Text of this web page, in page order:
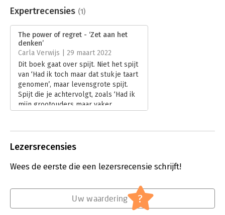
Uitgever:
Canongate Books Ltd
Verschijningsdatum:
Hoofdrubriek: Psychologie
Expertrecensies (1)
The power of regret - ‘Zet aan het
denken’
Carla Verwijs | 29 maart 2022
Dit boek gaat over spijt. Niet het spijt
van ‘Had ik toch maar dat stukje taart
genomen’, maar levensgrote spijt.
Spijt die je achtervolgt, zoals ‘Had ik
mijn grootouders maar vaker
houding, maar Daniel Pink trekt dat in
Lees verder
Lezersrecensies
Wees de eerste die een lezersrecensie schrijft!
Uw waardering ?